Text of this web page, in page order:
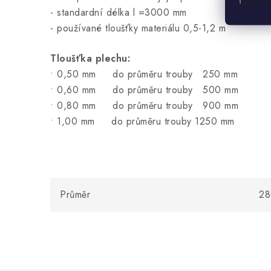
- standardní délka l =3000 mm
- používané tloušťky materiálu 0,5-1,2 m
Tloušťka plechu:
• 0,50 mm do průměru trouby 250 mm
• 0,60 mm do průměru trouby 500 mm
• 0,80 mm do průměru trouby 900 mm
• 1,00 mm do průměru trouby 1250 mm
Průměr